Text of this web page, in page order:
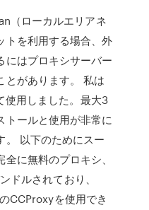
（ローカルエリアネ
トを利用する場合、外
にはプロキシサーバー
とがあります。 私は
用しました。最大3
トールと使用が非常に
。 以下のためにスー
に無料のプロキシ、
ルされており、
CCProxyを使用でき